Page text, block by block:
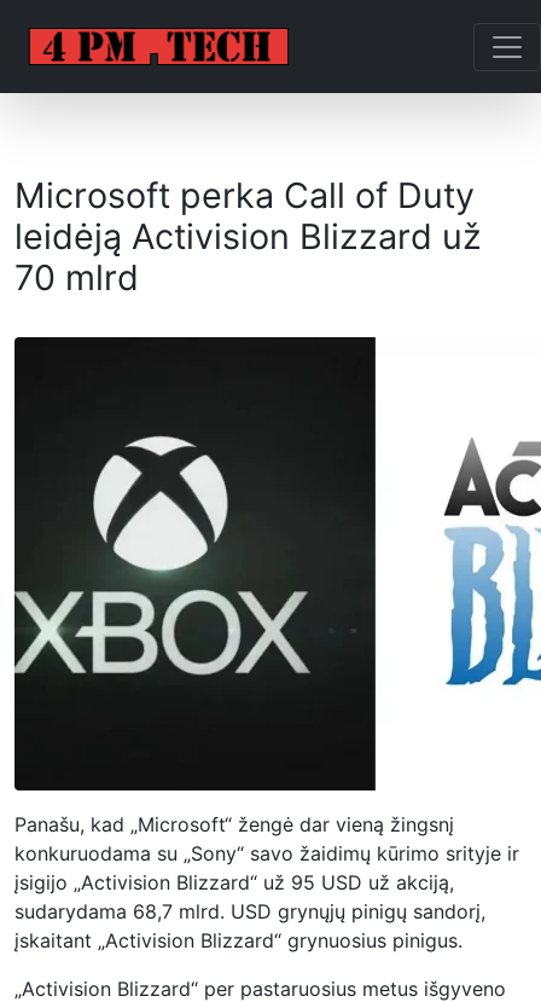
Microsoft perka Call of Duty
leidėją Activision Blizzard už
70 mlrd
Panašu, kad „Microsoft“ žengė dar vieną žingsnį
konkuruodama su „Sony“ savo žaidimų kūrimo srityje ir
įsigijo „Activision Blizzard“ už 95 USD už akciją,
sudarydama 68,7 mlrd. USD grynųjų pinigų sandorį,
įskaitant „Activision Blizzard“ grynuosius pinigus.
„Activision Blizzard“ per pastaruosius metus išgyveno